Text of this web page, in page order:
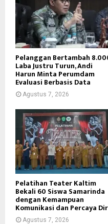
Pelanggan Bertambah
Laba Justru Turun, Andi
Harun Minta Perumdam
Evaluasi Berbasis Data
Agustus 7, 2026
Pelatihan Teater Kaltim
Bekali 60 Siswa Samarinda
dengan Kemampuan
Komunikasi dan Percaya
Agustus 7, 2026